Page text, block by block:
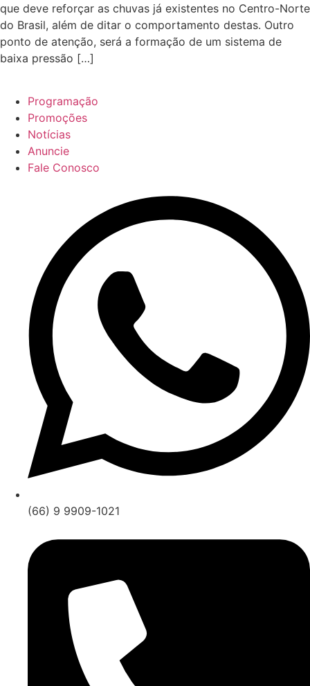
que deve reforçar as chuvas já existentes no Centro-Norte
do Brasil, além de ditar o comportamento destas. Outro
ponto de atenção, será a formação de um sistema de
baixa pressão […]
Programação
Promoções
Notícias
Anuncie
Fale Conosco
(66) 9 9909-1021